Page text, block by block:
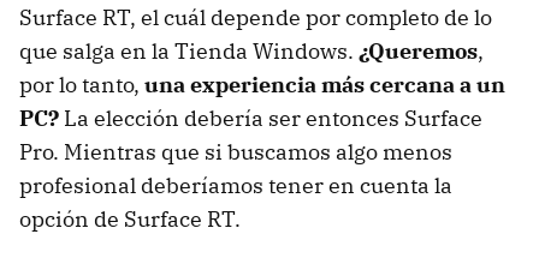
Surface RT, el cuál depende por completo de lo
que salga en la Tienda Windows. ¿Queremos,
por lo tanto, una experiencia más cercana a un
PC? La elección debería ser entonces Surface
Pro. Mientras que si buscamos algo menos
profesional deberíamos tener en cuenta la
opción de Surface RT.